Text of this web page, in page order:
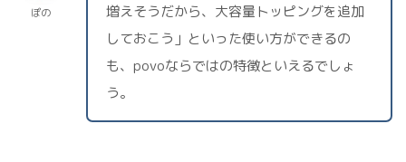
ぽの
増えそうだから、大容量トッピングを追加
しておこう」といった使い方ができるの
も、povoならではの特徴といえるでしょ
う。